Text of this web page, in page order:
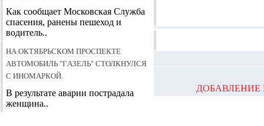
ДОБАВЛЕНИЕ
Как сообщает Московская Служба
спасения, ранены пешеход и
водитель..
На Октябрьском проспекте
автомобиль "Газель" столкнулся
с иномаркой.
В результате аварии пострадала
женщина..